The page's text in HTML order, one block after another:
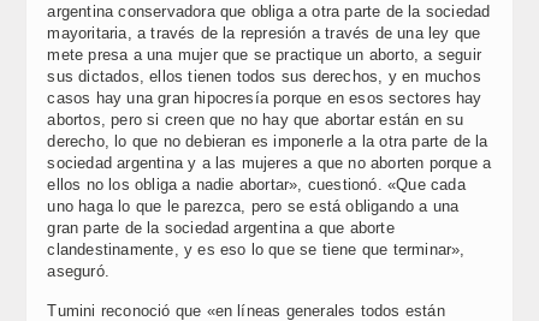
argentina conservadora que obliga a otra parte de la sociedad
mayoritaria, a través de la represión a través de una ley que
mete presa a una mujer que se practique un aborto, a seguir
sus dictados, ellos tienen todos sus derechos, y en muchos
casos hay una gran hipocresía porque en esos sectores hay
abortos, pero si creen que no hay que abortar están en su
derecho, lo que no debieran es imponerle a la otra parte de la
sociedad argentina y a las mujeres a que no aborten porque a
ellos no los obliga a nadie abortar», cuestionó. «Que cada
uno haga lo que le parezca, pero se está obligando a una
gran parte de la sociedad argentina a que aborte
clandestinamente, y es eso lo que se tiene que terminar»,
aseguró.
Tumini reconoció que «en líneas generales todos están